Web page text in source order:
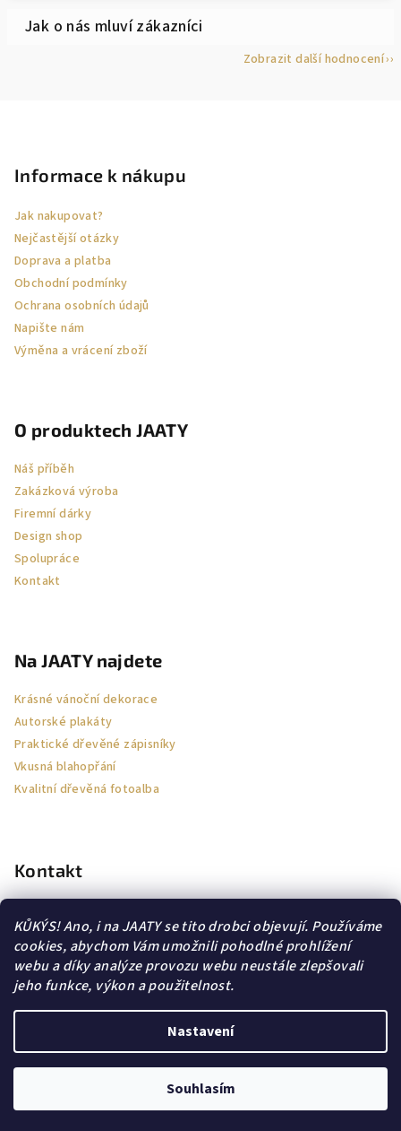
KŮKÝS! Ano, i na JAATY se tito drobci objevují. Používáme
cookies, abychom Vám umožnili pohodlné prohlížení
webu a díky analýze provozu webu neustále zlepšovali
jeho funkce, výkon a použitelnost.
Nastavení
Souhlasím
Zobrazit další hodnocení
Informace k nákupu
Jak nakupovat?
Nejčastější otázky
Doprava a platba
Obchodní podmínky
Ochrana osobních údajů
Napište nám
Výměna a vrácení zboží
O produktech JAATY
Náš příběh
Zakázková výroba
Firemní dárky
Design shop
Spolupráce
Kontakt
Na JAATY najdete
Krásné vánoční dekorace
Autorské plakáty
Praktické dřevěné zápisníky
Vkusná blahopřání
Kvalitní dřevěná fotoalba
Kontakt
605564114
Obchodní podmínky
Vytvořil Shoptet